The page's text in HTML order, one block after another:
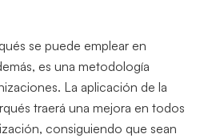
se puede emplear en
es una metodología
La aplicación de la
traerá una mejora en todos
consiguiendo que sean